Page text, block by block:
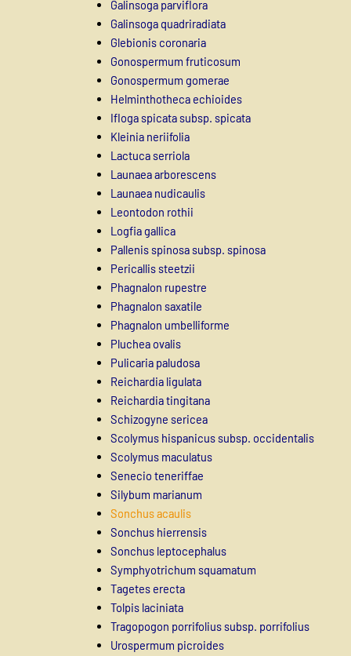
Galinsoga parviflora
Galinsoga quadriradiata
Glebionis coronaria
Gonospermum fruticosum
Gonospermum gomerae
Helminthotheca echioides
Ifloga spicata subsp. spicata
Kleinia neriifolia
Lactuca serriola
Launaea arborescens
Launaea nudicaulis
Leontodon rothii
Logfia gallica
Pallenis spinosa subsp. spinosa
Pericallis steetzii
Phagnalon rupestre
Phagnalon saxatile
Phagnalon umbelliforme
Pluchea ovalis
Pulicaria paludosa
Reichardia ligulata
Reichardia tingitana
Schizogyne sericea
Scolymus hispanicus subsp. occidentalis
Scolymus maculatus
Senecio teneriffae
Silybum marianum
Sonchus acaulis
Sonchus hierrensis
Sonchus leptocephalus
Symphyotrichum squamatum
Tagetes erecta
Tolpis laciniata
Tragopogon porrifolius subsp. porrifolius
Urospermum picroides